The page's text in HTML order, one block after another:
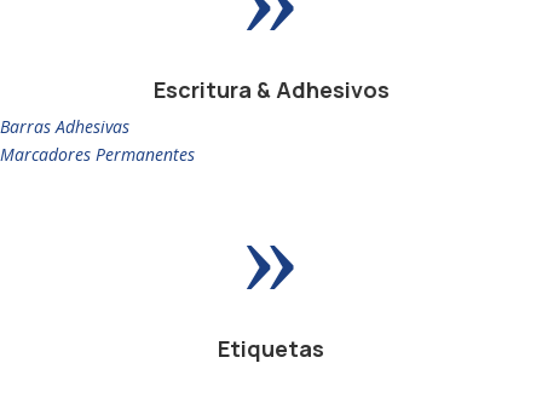
Escritura & Adhesivos
Barras Adhesivas
Marcadores Permanentes
»
Etiquetas